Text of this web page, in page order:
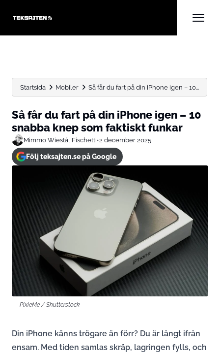
Startsida Mobiler Så får du fart på din iPhone igen – 10...
Så får du fart på din iPhone igen – 10
snabba knep som faktiskt funkar
Mimmo Wiestål Fischetti•2 december 2025
Följ teksajten.se på Google
PixieMe / Shutterstock
Din iPhone känns trögare än förr? Du är långt ifrån
ensam. Med tiden samlas skräp, lagringen fylls, och